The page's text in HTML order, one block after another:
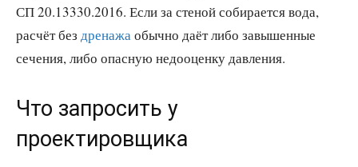
СП 20.13330.2016. Если за стеной собирается вода,
расчёт без дренажаобычно даёт либо завышенные
сечения, либо опасную недооценку давления.
Что запросить у
проектировщика